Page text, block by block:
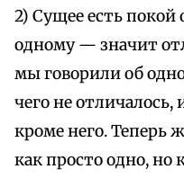
2) Сущее есть покой
одному — значит
мы говорили об
чего не отличалось,
кроме него. Теперь
как просто одно, но